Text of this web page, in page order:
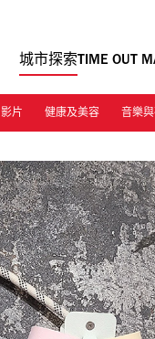
城市探索TIME OUT
影片 健康及美容 音樂